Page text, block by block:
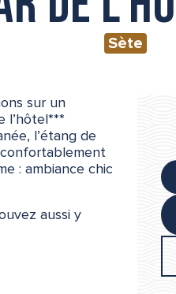
Sète
sur un
l’hôtel***
l’étang de
confortablement
: ambiance chic
aussi y